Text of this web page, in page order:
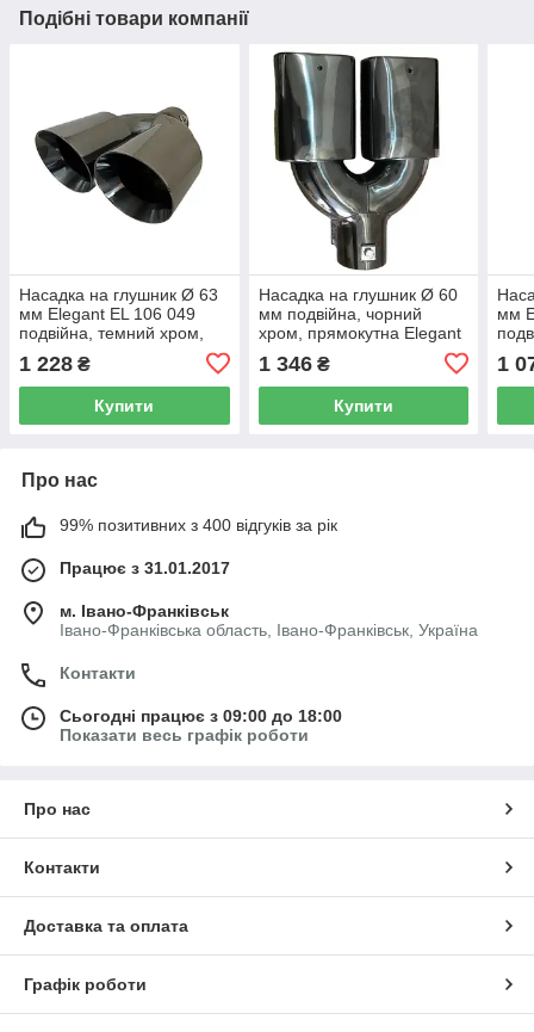
Подібні товари компанії
Насадка на глушник Ø 63
мм Elegant EL 106 049
подвійна, темний хром,
1 228 ₴
Купити
Насадка на глушник Ø 60
мм подвійна, чорний
хром, прямокутна Elegant
1 346₴
Купити
мм
1
Про нас
99% позитивних з 400 відгуків за рік
Працює з 31.01.2017
м. Івано-Франківськ
Івано-Франківська область, Івано-Франківськ, Україна
Контакти
Сьогодні працює з 09:00 до 18:00
Показати весь графік роботи
Про нас
Контакти
Доставка та оплата
Графік роботи